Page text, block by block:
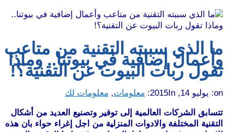
ما الذي سببته التقنية من متاعب
وأعمال إضافية في بيوتنا.. وماذا
تقول ربات البيوت عن التقنية؟!
on: يوليو 14, 2015 In: معلومات, معلومات لك
تتسابق الشركات العالمية إلى توفير وتصنيع العديد من أشكال
التقنية المختلفة والادوات المنزلية من اجل إغراء حواء بان هذه